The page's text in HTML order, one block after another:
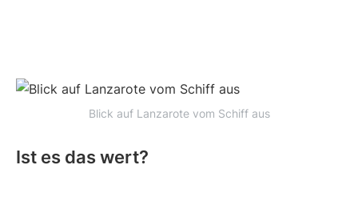
Blick auf Lanzarote vom Schiff aus
Ist es das wert?